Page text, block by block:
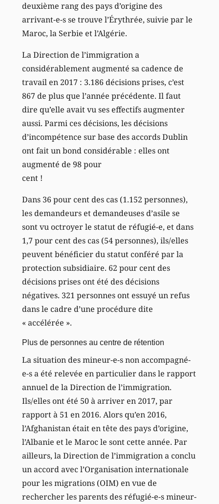
deuxième rang des pays d’origine des
arrivant-e-s se trouve l’Érythrée, suivie par le
Maroc, la Serbie et l’Algérie.
La Direction de l’immigration a
considérablement augmenté sa cadence de
travail en 2017 : 3.186 décisions prises, c’est
867 de plus que l’année précédente. Il faut
dire qu’elle avait vu ses effectifs augmenter
aussi. Parmi ces décisions, les décisions
d’incompétence sur base des accords Dublin
ont fait un bond considérable : elles ont
augmenté de 98 pour
cent !
Dans 36 pour cent des cas (1.152 personnes),
les demandeurs et demandeuses d’asile se
sont vu octroyer le statut de réfugié-e, et dans
1,7 pour cent des cas (54 personnes), ils/elles
peuvent bénéficier du statut conféré par la
protection subsidiaire. 62 pour cent des
décisions prises ont été des décisions
négatives. 321 personnes ont essuyé un refus
dans le cadre d’une procédure dite
« accélérée ».
Plus de personnes au centre de rétention
La situation des mineur-e-s non accompagné-
e-s a été relevée en particulier dans le rapport
annuel de la Direction de l’immigration.
Ils/elles ont été 50 à arriver en 2017, par
rapport à 51 en 2016. Alors qu’en 2016,
l’Afghanistan était en tête des pays d’origine,
l’Albanie et le Maroc le sont cette année. Par
ailleurs, la Direction de l’immigration a conclu
un accord avec l’Organisation internationale
pour les migrations (OIM) en vue de
rechercher les parents des réfugié-e-s mineur-